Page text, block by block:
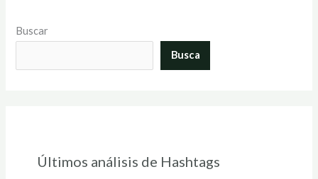
Buscar
Busca
Últimos análisis de Hashtags